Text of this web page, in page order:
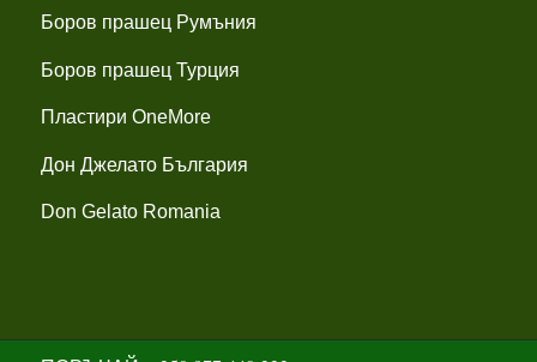
Боров прашец Румъния
Боров прашец Турция
Пластири OneMore
Дон Джелато България
Don Gelato Romania